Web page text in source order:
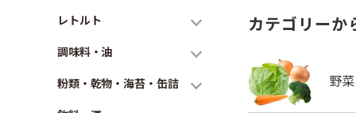
レトルト
調味料・油
粉類・乾物・海苔・缶詰
カテゴリーか